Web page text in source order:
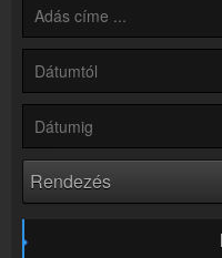
Partnerek
Rádiós partnerek
Ágyazd be weboldaladba
Készítés lépésről lépésre